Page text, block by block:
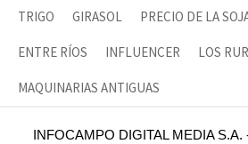
TRIGO GIRASOL PRECIO DE LA
ENTRE RÍOS INFLUENCER LOS
MAQUINARIAS ANTIGUAS
INFOCAMPO DIGITAL MEDIA S.A.